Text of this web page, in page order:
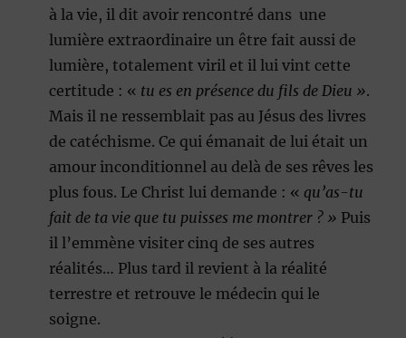
à la vie, il dit avoir rencontré dans une
lumière extraordinaire un être fait aussi de
lumière, totalement viril et il lui vint cette
certitude : « tu es en présence du fils de Dieu ».
Mais il ne ressemblait pas au Jésus des livres
de catéchisme. Ce qui émanait de lui était un
amour inconditionnel au delà de ses rêves les
plus fous. Le Christ lui demande : «qu’as-tu
fait de ta vie que tu puisses me montrer ? » Puis
il l’emmène visiter cinq de ses autres
réalités… Plus tard il revient à la réalité
terrestre et retrouve le médecin qui le
soigne.